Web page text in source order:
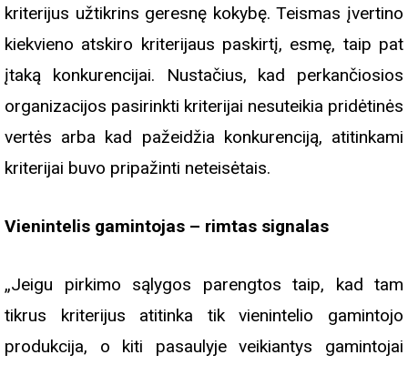
kriterijus užtikrins geresnę kokybę. Teismas įvertino
kiekvieno atskiro kriterijaus paskirtį, esmę, taip pat
įtaką konkurencijai. Nustačius, kad perkančiosios
organizacijos pasirinkti kriterijai nesuteikia pridėtinės
vertės arba kad pažeidžia konkurenciją, atitinkami
kriterijai buvo pripažinti neteisėtais.
Vienintelis gamintojas – rimtas signalas
„Jeigu pirkimo sąlygos parengtos taip, kad tam
tikrus kriterijus atitinka tik vienintelio gamintojo
produkcija, o kiti pasaulyje veikiantys gamintojai